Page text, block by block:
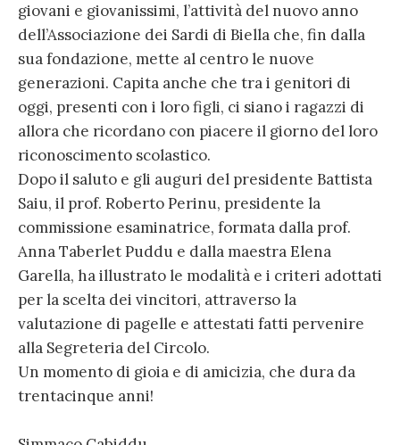
giovani e giovanissimi, l’attività del nuovo anno
dell’Associazione dei Sardi di Biella che, fin dalla
sua fondazione, mette al centro le nuove
generazioni. Capita anche che tra i genitori di
oggi, presenti con i loro figli, ci siano i ragazzi di
allora che ricordano con piacere il giorno del loro
riconoscimento scolastico.
Dopo il saluto e gli auguri del presidente Battista
Saiu, il prof. Roberto Perinu, presidente la
commissione esaminatrice, formata dalla prof.
Anna Taberlet Puddu e dalla maestra Elena
Garella, ha illustrato le modalità e i criteri adottati
per la scelta dei vincitori, attraverso la
valutazione di pagelle e attestati fatti pervenire
alla Segreteria del Circolo.
Un momento di gioia e di amicizia, che dura da
trentacinque anni!